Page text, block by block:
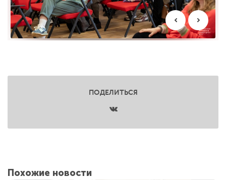
ПОДЕЛИТЬСЯ
Похожие новости